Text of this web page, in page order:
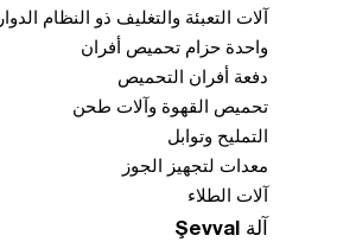
آلات التعبئة والتغليف ذو النظام الدوار
واحدة حزام تحميص أفران
دفعة أفران التحميص
تحميص القهوة وآلات طحن
التمليح وتوابل
معدات لتجهيز الجوز
آلات الطلاء
آلة Şevval